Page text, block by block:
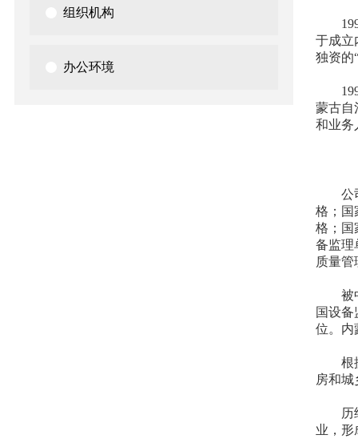
组织机构
办公环境
于成立
独资的
蒙古自
和业务
公
格；国
格；国
备监理
质量
被
国设
位。内
根
房和
历
业，形